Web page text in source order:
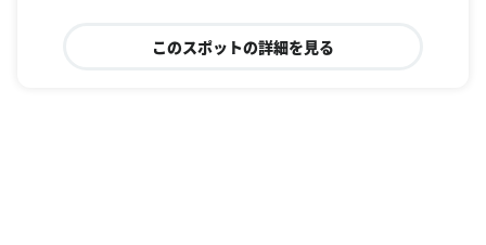
このスポットの詳細を見る